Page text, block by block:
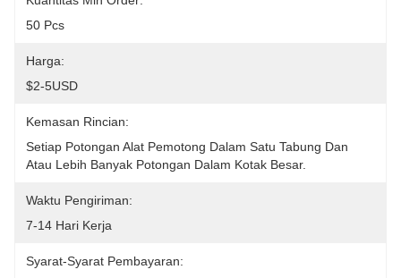
50 Pcs
Harga:
$2-5USD
Kemasan Rincian:
Setiap Potongan Alat Pemotong Dalam Satu Tabung Dan
Atau Lebih Banyak Potongan Dalam Kotak Besar.
Waktu Pengiriman:
7-14 Hari Kerja
Syarat-Syarat Pembayaran: